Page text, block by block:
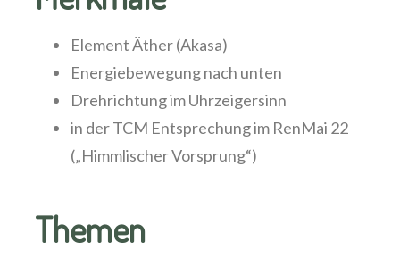
Element Äther (Akasa)
Energiebewegung nach unten
Drehrichtung im Uhrzeigersinn
in der TCM Entsprechung im RenMai 22
(„Himmlischer Vorsprung“)
Themen